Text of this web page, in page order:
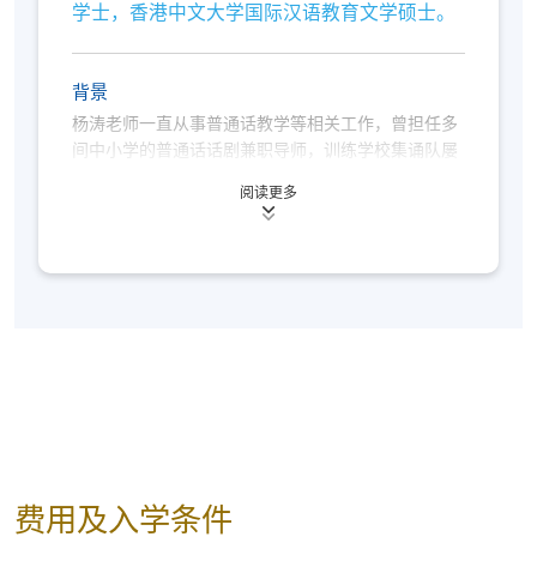
学士，香港中文大学国际汉语教育文学硕士。
背景
杨涛老师一直从事普通话教学等相关工作，曾担任多
间中小学的普通话话剧兼职导师，训练学校集诵队屡
港大学普通话培训测试中心教授普通话朗诵及戏剧课
等纪录片担任普通话解说。杨涛老师考获国家语委普
阅读更多
费用及入学条件